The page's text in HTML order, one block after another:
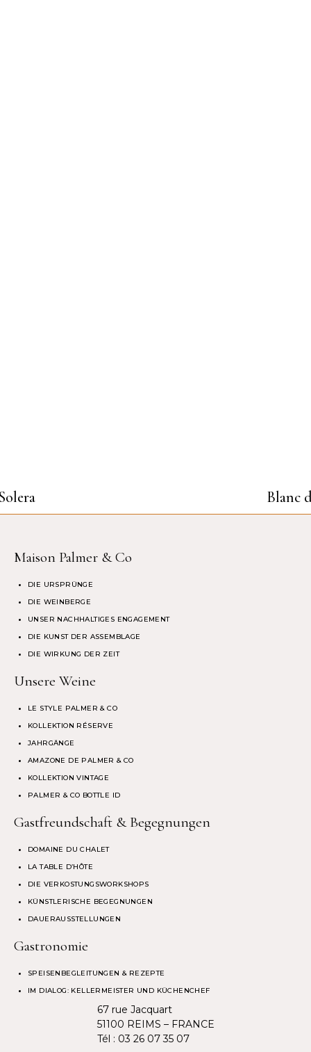
Blanc
Maison Palmer & Co
DIE URSPRÜNGE
DIE WEINBERGE
UNSER NACHHALTIGES ENGAGEMENT
DIE KUNST DER ASSEMBLAGE
DIE WIRKUNG DER ZEIT
Unsere Weine
LE STYLE PALMER & CO
KOLLEKTION RÉSERVE
JAHRGÄNGE
AMAZONE DE PALMER & CO
KOLLEKTION VINTAGE
PALMER & CO BOTTLE ID
Gastfreundschaft & Begegnungen
DOMAINE DU CHALET
LA TABLE D’HÔTE
DIE VERKOSTUNGSWORKSHOPS
KÜNSTLERISCHE BEGEGNUNGEN
DAUERAUSSTELLUNGEN
Gastronomie
SPEISENBEGLEITUNGEN & REZEPTE
IM DIALOG: KELLERMEISTER UND KÜCHENCHEF
67 rue Jacquart
51100 REIMS – FRANCE
Tél : 03 26 07 35 07